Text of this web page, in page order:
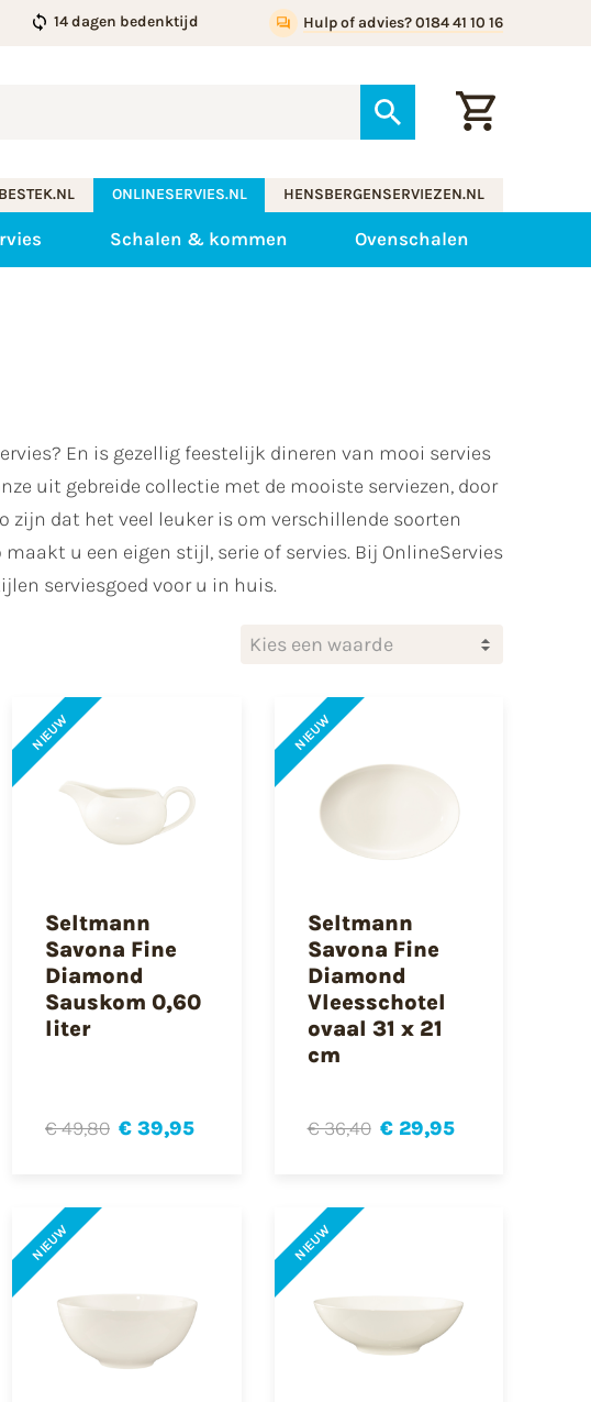
14 dagen bedenktijd Hulp of advies? 0184 41 10 16
ONLINESERVIES.NL HENSBERGENSERVIEZEN.NL
Schalen & kommen Ovenschalen
En is gezellig feestelijk dineren van mooi servies
uit gebreide collectie met de mooiste serviezen, door
zijn dat het veel leuker is om verschillende soorten
u een eigen stijl, serie of servies. Bij OnlineServies
serviesgoed voor u in huis.
Kies een waarde
NIEUW
Seltmann
Savona Fine
Diamond
Sauskom 0,60
liter
€ 49,80 € 39,95
NIEUW
Seltmann
Savona Fine
Diamond
Vleesschotel
ovaal 31 x 21
cm
€ 36,40 € 29,95
NIEUW NIEUW